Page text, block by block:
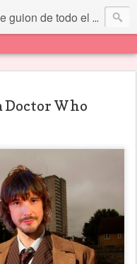
de todo el mundo... Y más.
Doctor Who